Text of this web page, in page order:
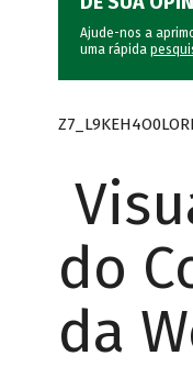
Ajude-nos a
uma rápida
do
da